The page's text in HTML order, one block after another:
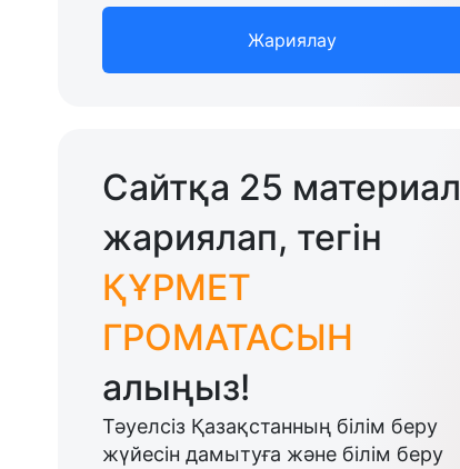
Жариялау
Сайтқа 25 материал
жариялап, тегін
ҚҰРМЕТ
ГРОМАТАСЫН
алыңыз!
Тәуелсіз Қазақстанның білім беру
жүйесін дамытуға және білім беру